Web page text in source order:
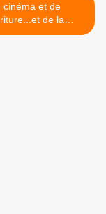
cinéma et de
de la
photographie. >